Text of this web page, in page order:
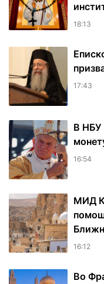
18:13
17:43
В НБУ
16:54
МИД
16:12
Во